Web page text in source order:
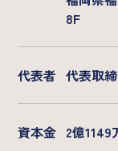
8F
代表者 代表取
資本金 2億